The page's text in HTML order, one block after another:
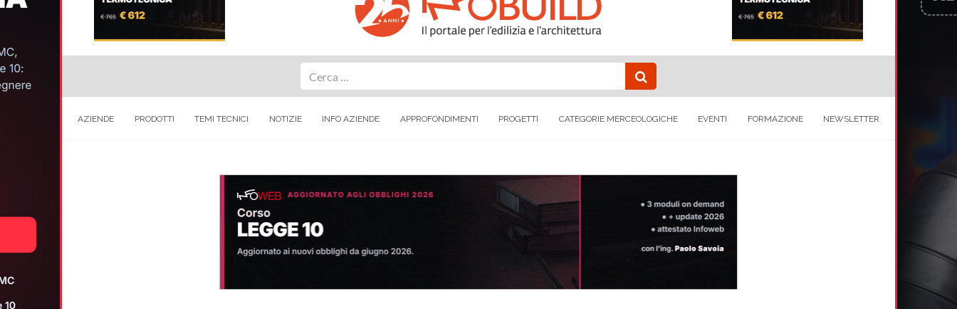
AZIENDE PRODOTTI TEMI TECNICI NOTIZIE INFO AZIENDE APPROFONDIMENTI PROGETTI CATEGORIE MERCEOLOGICHE EVENTI FORMAZIONE NEWSLETTER